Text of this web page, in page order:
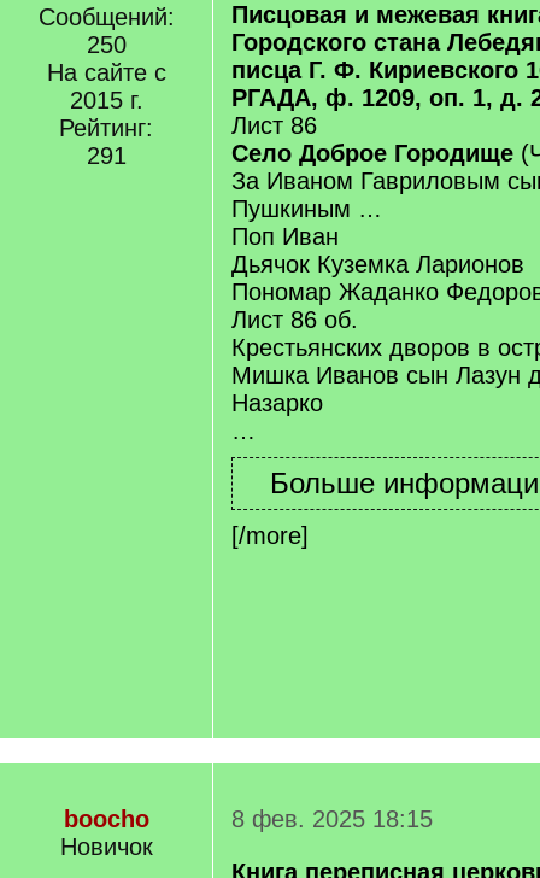
Сообщений:
250
На сайте с
2015 г.
Рейтинг:
291
Писцовая и межевая
Городского стана
писца Г. Ф. Кириевского
РГАДА, ф. 1209, оп. 1, д.
Лист 86
Село Доброе Городище
За Иваном Гавриловым
Пушкиным …
Поп Иван
Дьячок Куземка Ларионов
Пономар Жаданко
Лист 86 об.
Крестьянских дворов в
Мишка Иванов сын Лазун
Назарко
…
[/more]
boocho
Новичок
8 фев. 2025 18:15
Книга переписная